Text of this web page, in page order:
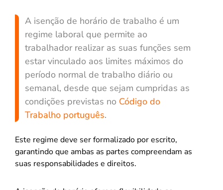
A isenção de horário de trabalho é um
regime laboral que permite ao
trabalhador realizar as suas funções sem
estar vinculado aos limites máximos do
período normal de trabalho diário ou
semanal, desde que sejam cumpridas as
condições previstas no Código do
Trabalho português.
Este regime deve ser formalizado por escrito,
garantindo que ambas as partes compreendam as
suas responsabilidades e direitos.